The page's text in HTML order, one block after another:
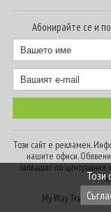
Абонирайте се и
Този сайт е рекламен.
нашите офиси.
заплащат по
My Way Travel ©
Този